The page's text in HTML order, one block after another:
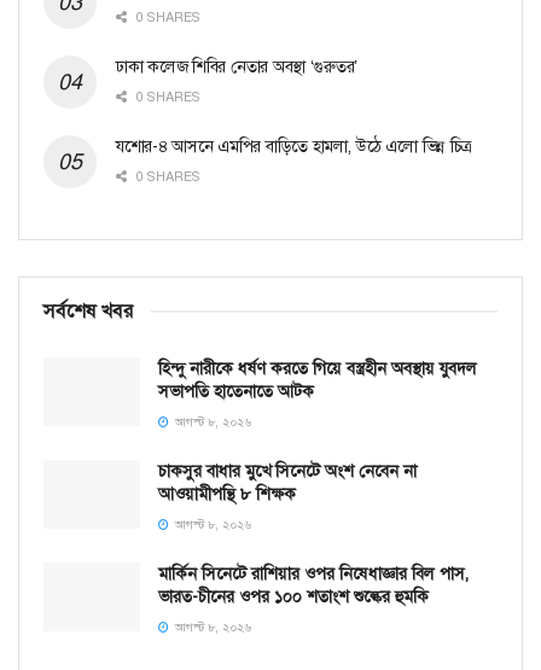
0 SHARES
ঢাকা কলেজ শিবির নেতার অবস্থা ‘গুরুতর’
0 SHARES
যশোর-৪ আসনে এমপির বাড়িতে হামলা, উঠে এলো ভিন্ন চিত্র
0 SHARES
সর্বশেষ খবর
হিন্দু নারীকে ধর্ষণ করতে গিয়ে বস্ত্রহীন অবস্থায় যুবদল
সভাপতি হাতেনাতে আটক
আগস্ট ৮, ২০২৬
চাকসুর বাধার মুখে সিনেটে অংশ নেবেন না
আওয়ামীপন্থি ৮ শিক্ষক
আগস্ট ৮, ২০২৬
মার্কিন সিনেটে রাশিয়ার ওপর নিষেধাজ্ঞার বিল পাস,
ভারত-চীনের ওপর ১০০ শতাংশ শুল্কের হুমকি
আগস্ট ৮, ২০২৬